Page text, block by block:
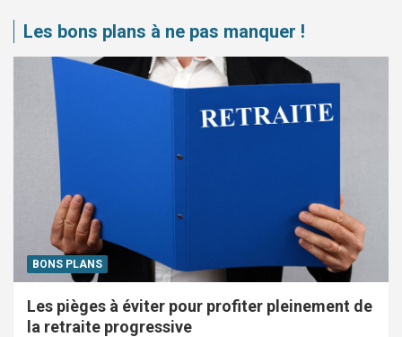
Les bons plans à ne pas manquer !
BONS PLANS
Les pièges à éviter pour profiter pleinement de
la retraite progressive